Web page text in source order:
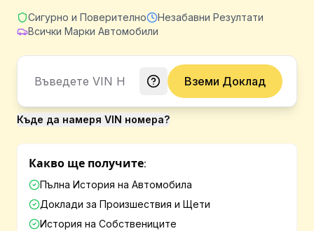
Сигурно и Поверително
Незабавни Резултати
Всички Марки Автомобили
Вземи Доклад
Къде да намеря VIN номера?
Какво ще получите:
Пълна История на Автомобила
Доклади за Произшествия и Щети
История на Собствениците